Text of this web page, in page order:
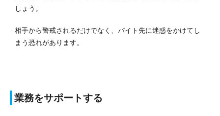
しょう。
相手から警戒されるだけでなく、バイト先に迷惑をかけてし
まう恐れがあります。
業務をサポートする